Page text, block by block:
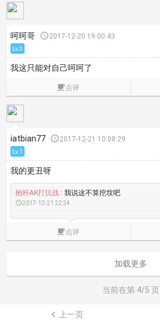
呵呵哥 2017-12-20 19:00:43
Lv.3
我这只能对自己呵呵了
点评
iatbian77 2017-12-21 10:08:29
Lv.1
我的更丑呀
抱杆AK打抗战: 我说这不算挖坟吧
2017-12-21 22:24
点评
加载更多
当前在第 4/5 页
 上一页